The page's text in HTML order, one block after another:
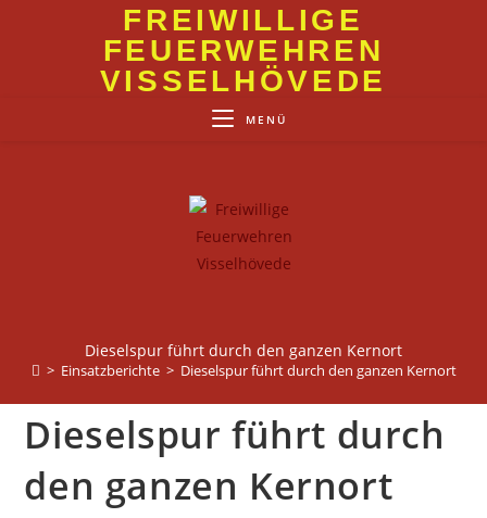
FREIWILLIGE
FEUERWEHREN
VISSELHÖVEDE
MENÜ
Dieselspur führt durch den ganzen Kernort
> Einsatzberichte > Dieselspur führt durch den ganzen Kernort
Dieselspur führt durch
den ganzen Kernort